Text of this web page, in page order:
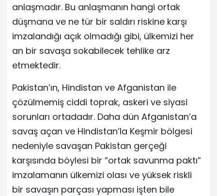
anlaşmadır. Bu anlaşmanın hangi ortak
düşmana ve ne tür bir saldırı riskine karşı
imzalandığı açık olmadığı gibi, ülkemizi her
an bir savaşa sokabilecek tehlike arz
etmektedir.
Pakistan’ın, Hindistan ve Afganistan ile
çözülmemiş ciddi toprak, askeri ve siyasi
sorunları ortadadır. Daha dün Afganistan’a
savaş açan ve Hindistan’la Keşmir bölgesi
nedeniyle savaşan Pakistan gerçeği
karşısında böylesi bir “ortak savunma paktı”
imzalamanın ülkemizi olası ve yüksek riskli
bir savaşın parçası yapması işten bile